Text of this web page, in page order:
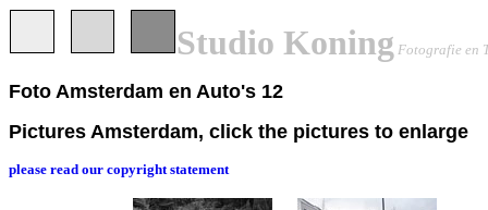
Studio Koning Fotografie en
Foto Amsterdam en Auto's 12
Pictures Amsterdam, click the pictures to enlarge
please read our copyright statement